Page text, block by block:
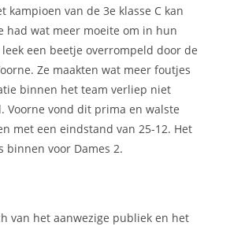
kampioen van de 3e klasse C kan
had wat meer moeite om in hun
een beetje overrompeld door de
Ze maakten wat meer foutjes
binnen het team verliep niet
Voorne vond dit prima en walste
met een eindstand van 25-12. Het
binnen voor Dames 2.
van het aanwezige publiek en het